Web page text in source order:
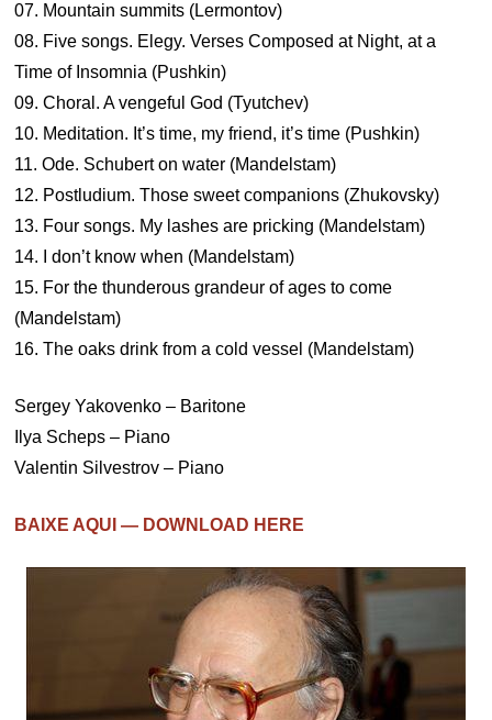
07. Mountain summits (Lermontov)
08. Five songs. Elegy. Verses Composed at Night, at a
Time of Insomnia (Pushkin)
09. Choral. A vengeful God (Tyutchev)
10. Meditation. It’s time, my friend, it’s time (Pushkin)
11. Ode. Schubert on water (Mandelstam)
12. Postludium. Those sweet companions (Zhukovsky)
13. Four songs. My lashes are pricking (Mandelstam)
14. I don’t know when (Mandelstam)
15. For the thunderous grandeur of ages to come
(Mandelstam)
16. The oaks drink from a cold vessel (Mandelstam)
Sergey Yakovenko – Baritone
Ilya Scheps – Piano
Valentin Silvestrov – Piano
BAIXE AQUI — DOWNLOAD HERE